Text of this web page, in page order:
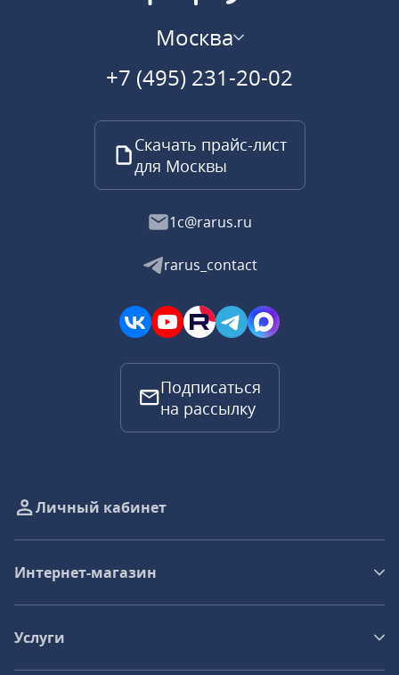
Москва
+7 (495) 231-20-02
Скачать прайс-лист
для Москвы
1c@rarus.ru
rarus_contact
Подписаться
на рассылку
Личный кабинет
Интернет-магазин
Услуги